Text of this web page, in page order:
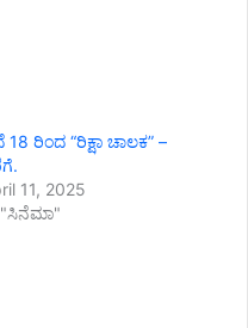
18 ರಿಂದ “ರಿಕ್ಷಾ ಚಾಲಕ” –
11, 2025
"ಸಿನೆಮಾ"